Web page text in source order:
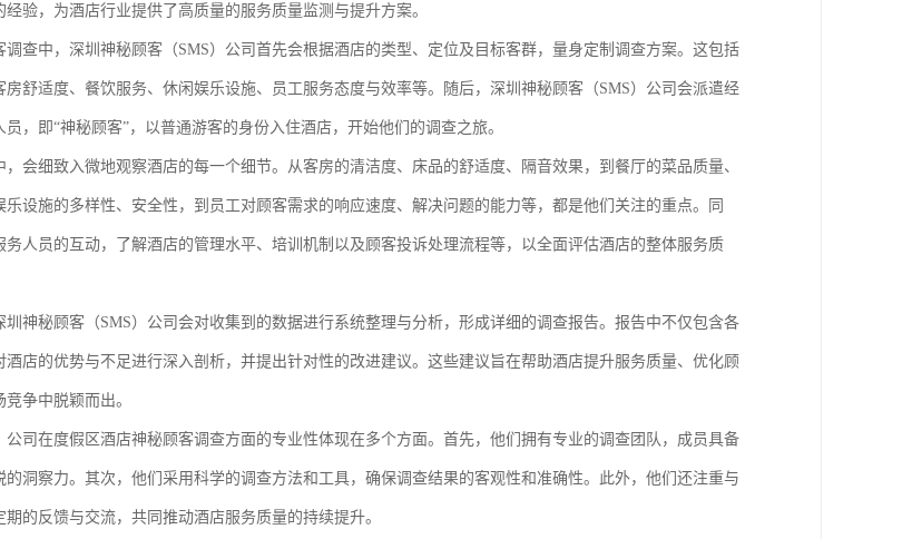
验，为酒店行业提供了高质量的服务质量监测与提升方案。
调查中，深圳神秘顾客（SMS） 公司 首先会根据酒店的类型、定位及目标客群，量身定制调查方案。这包括
舒适度、餐饮服务、休闲娱乐设施、员工服务态度与效率等。随后， 深圳神秘顾客（SMS） 公司 会派遣经
员，即“神秘顾客”，以普通游客的身份入住酒店，开始他们的调查之旅。
会细致入微地观察酒店的每一个细节。从客房的清洁度、床品的舒适度、隔音效果，到餐厅的菜品质量、
设施的多样性、安全性，到员工对顾客需求的响应速度、解决问题的能力等，都是他们关注的重点。同
务人员的互动，了解酒店的管理水平、培训机制以及顾客投诉处理流程等，以全面评估酒店的整体服务质
圳神秘顾客（SMS） 公司 会对收集到的数据进行系统整理与分析，形成详细的调查报告。报告中不仅包含各
店的优势与不足进行深入剖析，并提出针对性的改进建议。这些建议旨在帮助酒店提升服务质量、优化顾
争中脱颖而出。
公司 在度假区酒店神秘顾客调查方面的专业性体现在多个方面。首先，他们拥有专业的调查团队，成员具备
洞察力。其次，他们采用科学的调查方法和工具，确保调查结果的客观性和准确性。此外，他们还注重与
的反馈与交流，共同推动酒店服务质量的持续提升。